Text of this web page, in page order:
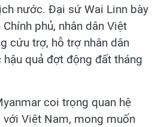
nước. Đại sứ Wai Linn bày
phủ, nhân dân Việt
cứu trợ, hỗ trợ nhân dân
quả đợt động đất tháng
coi trọng quan hệ
Việt Nam, mong muốn